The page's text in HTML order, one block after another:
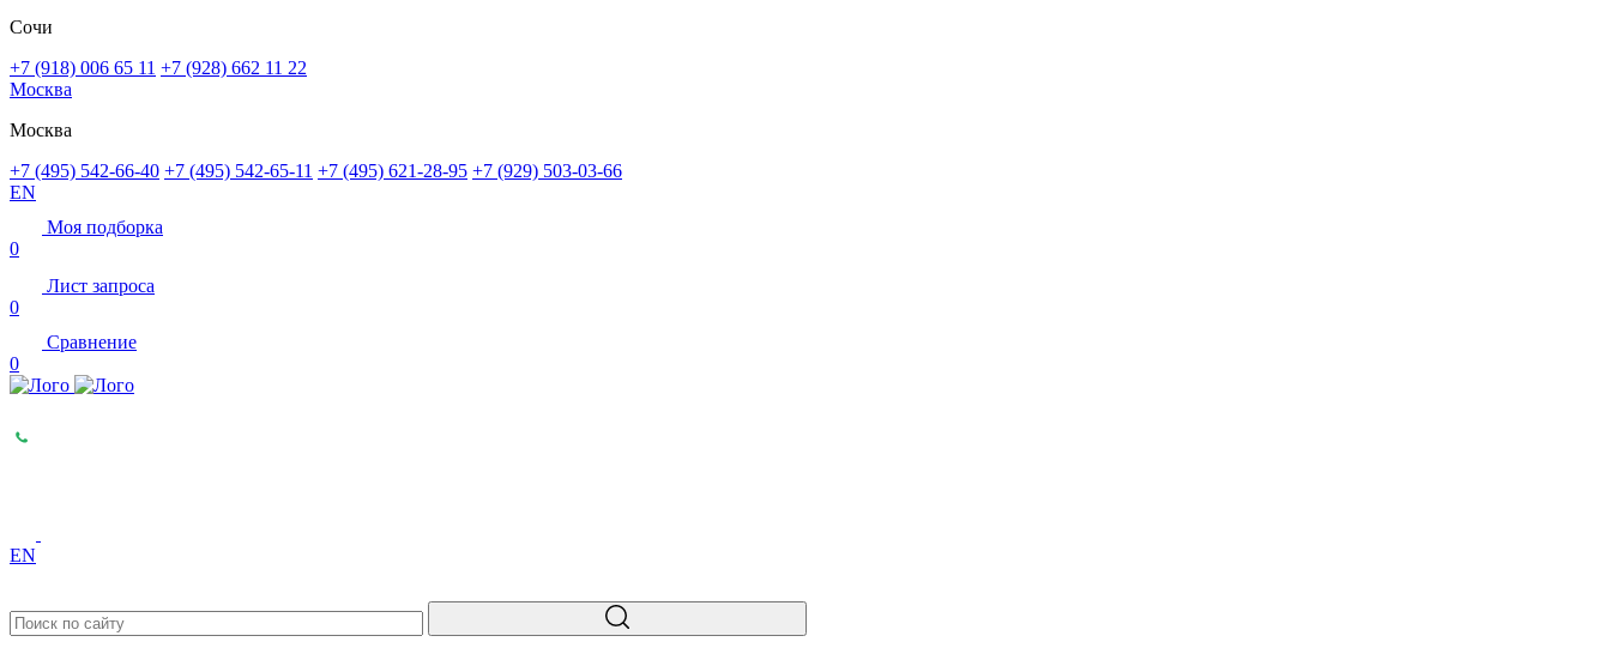
Сочи
+7 (918) 006 65 11 +7 (928) 662 11 22
Москва
Москва
+7 (495) 542-66-40 +7 (495) 542-65-11 +7 (495) 621-28-95 +7 (929) 503-03-66
EN
Моя подборка
0
Лист запроса
0
Сравнение
0
EN